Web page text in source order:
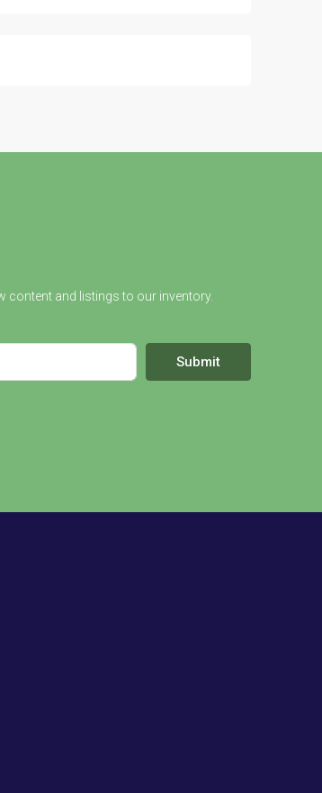
content and listings to our inventory.
Submit